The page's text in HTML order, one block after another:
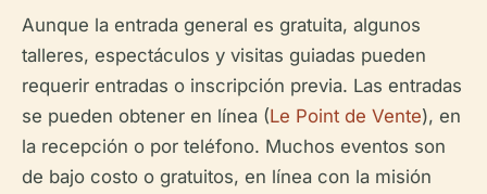
Aunque la entrada general es gratuita, algunos
talleres, espectáculos y visitas guiadas pueden
requerir entradas o inscripción previa. Las entradas
se pueden obtener en línea (Le Point de Vente), en
la recepción o por teléfono. Muchos eventos son
de bajo costo o gratuitos, en línea con la misión